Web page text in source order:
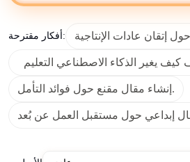
الاصطناعي باستخدام أدوات مثل
Google Drive
، أو Google Docs
والتحرير التعاوني، توفر منصات مثل
Notionبيئات مرنة لتحسين وتوزيع النص المنشأ بالذكاء
أفكار مقترحة:
إنشاء مقال مقنع حول فوائد التأمل.